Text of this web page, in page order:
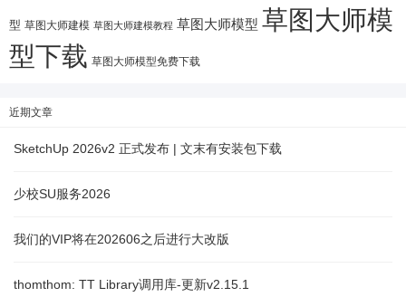
型 草图大师建模 草图大师建模教程 草图大师模型 草图大师模
型下载 草图大师模型免费下载
近期文章
SketchUp 2026v2 正式发布 | 文末有安装包下载
少校SU服务2026
我们的VIP将在202606之后进行大改版
thomthom: TT Library调用库-更新v2.15.1